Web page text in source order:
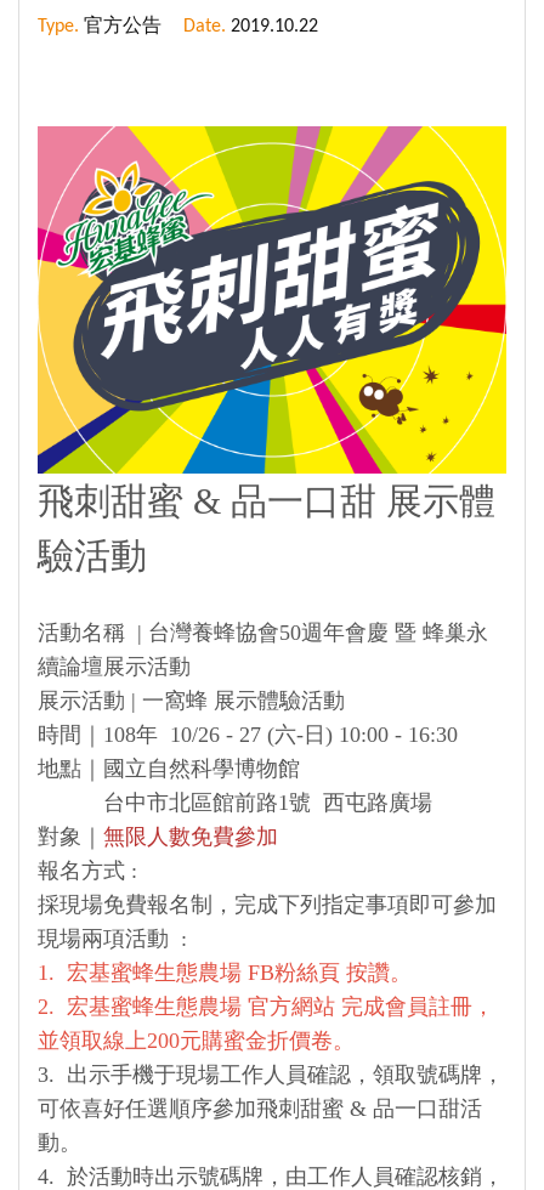
Type. 官方公告 Date. 2019.10.22
飛刺甜蜜 & 品一口甜 展示體
驗活動
活動名稱 | 台灣養蜂協會50週年會慶 暨 蜂巢永
續論壇展示活動
展示活動 | 一窩蜂 展示體驗活動
時間｜108年 10/26 - 27 (六-日) 10:00 - 16:30
地點｜國立自然科學博物館
台中市北區館前路1號 西屯路廣場
對象｜ 無限人數免費參加
報名方式 :
採現場免費報名制，完成下列指定事項即可參加
現場兩項活動 :
1. 宏基蜜蜂生態農場 FB粉絲頁 按讚。
2. 宏基蜜蜂生態農場 官方網站 完成會員註冊，
並領取線上200元購蜜金折價卷。
3. 出示手機于現場工作人員確認，領取號碼牌，
可依喜好任選順序參加飛刺甜蜜 & 品一口甜活
動。
4. 於活動時出示號碼牌，由工作人員確認核銷，